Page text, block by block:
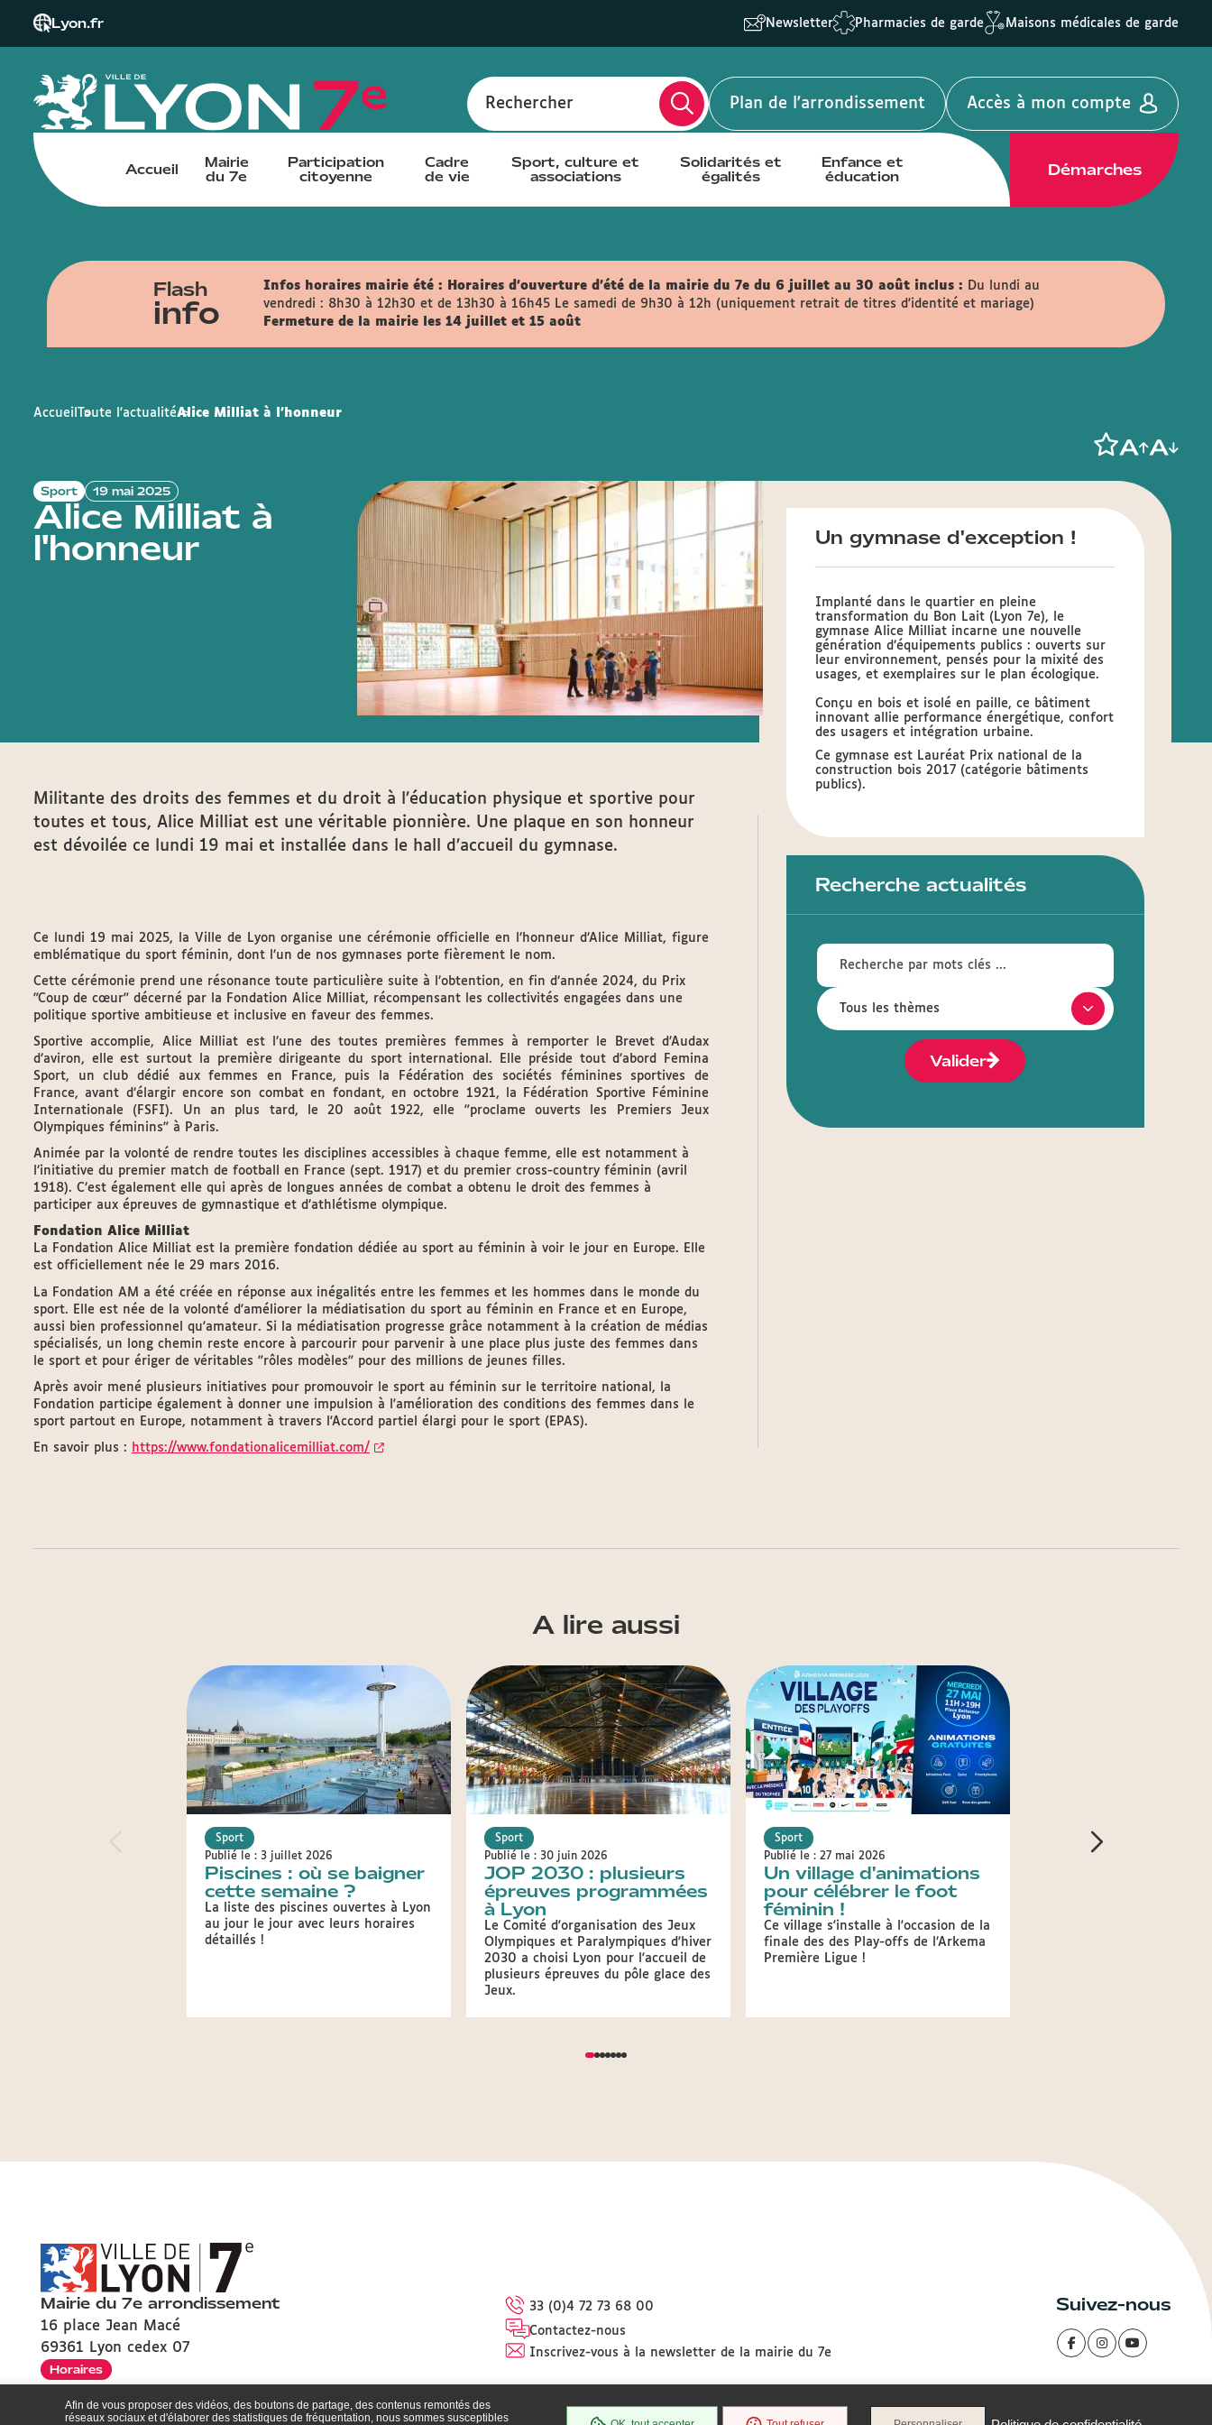
Afin de vous proposer des vidéos, des boutons de partage, des contenus remontés des
réseaux sociaux et d'élaborer des statistiques de fréquentation, nous sommes susceptibles
Lyon.fr Newsletter Pharmacies de garde Maisons médicales de garde
Rechercher Plan de l'arrondissement Accès à mon compte
Accueil
Mairie
du 7e
Participation
citoyenne
Cadre
de vie
Sport, culture et
associations
Solidarités et
égalités
Enfance et
éducation
Démarches
Flash
info
Infos horaires mairie été : Horaires d'ouverture d'été de la mairie du 7e du 6 juillet au 30 août inclus :
Du lundi au
vendredi : 8h30 à 12h30 et de 13h30 à 16h45 Le samedi de 9h30 à 12h (uniquement retrait de titres d'identité et mariage)
Fermeture de la mairie les 14 juillet et 15 août
Accueil Toute l'actualitéAlice Milliat à l'honneur
Sport 19 mai 2025
Alice Milliat à
l'honneur
Militante des droits des femmes et du droit à l’éducation physique et sportive pour
toutes et tous, Alice Milliat est une véritable pionnière. Une plaque en son honneur
est dévoilée ce lundi 19 mai et installée dans le hall d’accueil du gymnase.
Ce lundi 19 mai 2025, la Ville de Lyon organise une cérémonie officielle en l’honneur d’Alice Milliat, figure
emblématique du sport féminin, dont l’un de nos gymnases porte fièrement le nom.
Cette cérémonie prend une résonance toute particulière suite à l’obtention, en fin d’année 2024, du Prix
"Coup de cœur" décerné par la Fondation Alice Milliat, récompensant les collectivités engagées dans une
politique sportive ambitieuse et inclusive en faveur des femmes.
Sportive accomplie, Alice Milliat est l’une des toutes premières femmes à remporter le Brevet d’Audax
d’aviron, elle est surtout la première dirigeante du sport international. Elle préside tout d’abord Femina
Sport, un club dédié aux femmes en France, puis la Fédération des sociétés féminines sportives de
France, avant d’élargir encore son combat en fondant, en octobre 1921, la Fédération Sportive Féminine
Internationale (FSFI). Un an plus tard, le 20 août 1922, elle "proclame ouverts les Premiers Jeux
Olympiques féminins" à Paris.
Animée par la volonté de rendre toutes les disciplines accessibles à chaque femme, elle est notamment à
l’initiative du premier match de football en France (sept. 1917) et du premier cross-country féminin (avril
1918). C’est également elle qui après de longues années de combat a obtenu le droit des femmes à
participer aux épreuves de gymnastique et d’athlétisme olympique.
Fondation Alice Milliat
La Fondation Alice Milliat est la première fondation dédiée au sport au féminin à voir le jour en Europe. Elle
est officiellement née le 29 mars 2016.
La Fondation AM a été créée en réponse aux inégalités entre les femmes et les hommes dans le monde du
sport. Elle est née de la volonté d'améliorer la médiatisation du sport au féminin en France et en Europe,
aussi bien professionnel qu'amateur. Si la médiatisation progresse grâce notamment à la création de médias
spécialisés, un long chemin reste encore à parcourir pour parvenir à une place plus juste des femmes dans
le sport et pour ériger de véritables "rôles modèles" pour des millions de jeunes filles.
Après avoir mené plusieurs initiatives pour promouvoir le sport au féminin sur le territoire national, la
Fondation participe également à donner une impulsion à l'amélioration des conditions des femmes dans le
sport partout en Europe, notamment à travers l'Accord partiel élargi pour le sport (EPAS).
En savoir plus : https://www.fondationalicemilliat.com/
Un gymnase d'exception !
Implanté dans le quartier en pleine
transformation du Bon Lait (Lyon 7e), le
gymnase Alice Milliat incarne une nouvelle
génération d’équipements publics : ouverts sur
leur environnement, pensés pour la mixité des
usages, et exemplaires sur le plan écologique.
Conçu en bois et isolé en paille, ce bâtiment
innovant allie performance énergétique, confort
des usagers et intégration urbaine.
Ce gymnase est Lauréat Prix national de la
construction bois 2017 (catégorie bâtiments
publics).
Recherche actualités
Valider
A lire aussi
Sport
Publié le : 3 juillet 2026
Piscines : où se baigner
cette semaine ?
La liste des piscines ouvertes à Lyon
au jour le jour avec leurs horaires
détaillés !
Sport
Publié le : 30 juin 2026
JOP 2030 : plusieurs
épreuves programmées
à Lyon
Le Comité d'organisation des Jeux
Olympiques et Paralympiques d'hiver
2030 a choisi Lyon pour l'accueil de
plusieurs épreuves du pôle glace des
Jeux.
Sport
Publié le : 27 mai 2026
Un village d'animations
pour célébrer le foot
féminin !
Ce village s'installe à l'occasion de la
finale des des Play-offs de l’Arkema
Première Ligue !
Mairie du 7e arrondissement
16 place Jean Macé
69361 Lyon cedex 07
Horaires
33 (0)4 72 73 68 00
Contactez-nous
Inscrivez-vous à la newsletter de la mairie du 7e
Suivez-nous